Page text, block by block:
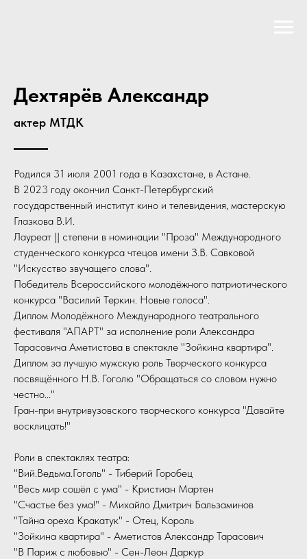
Дехтярёв Александр
актер МТДК
Родился 31 июля 2001 года в Казахстане, в Астане.
В 2023 году окончил Санкт-Петербургский
государственный институт кино и телевидения, мастерскую
Глазкова В.И.
Лауреат || степени в номинации "Проза" Международного
студенческого конкурса чтецов имени З.В. Савковой
"Искусство звучащего слова".
Победитель Всероссийского молодёжного патриотического
конкурса "Василий Теркин. Новые голоса".
Диплом Молодёжного Международного театрального
фестиваля "АПАРТ" за исполнение роли Александра
Тарасовича Аметистова в спектакле "Зойкина квартира".
Диплом за лучшую мужскую роль Творческого конкурса
посвящённого Н.В. Гоголю "Обращаться со словом нужно
честно..."
Гран-при внутривузовского творческого конкурса "Давайте
восклицать!"
Роли в спектаклях театра:
"Вий.Ведьма.Гоголь" - Тиберий Горобец
"Весь мир сошёл с ума" - Кристиан Мартен
"Счастье без ума!" - Михайло Дмитрич Бальзаминов
"Тайна ореха Кракатук" - Отец, Король
"Зойкина квартира" - Аметистов Александр Тарасович
"В Париж с любовью" - Сен-Леон Даркур